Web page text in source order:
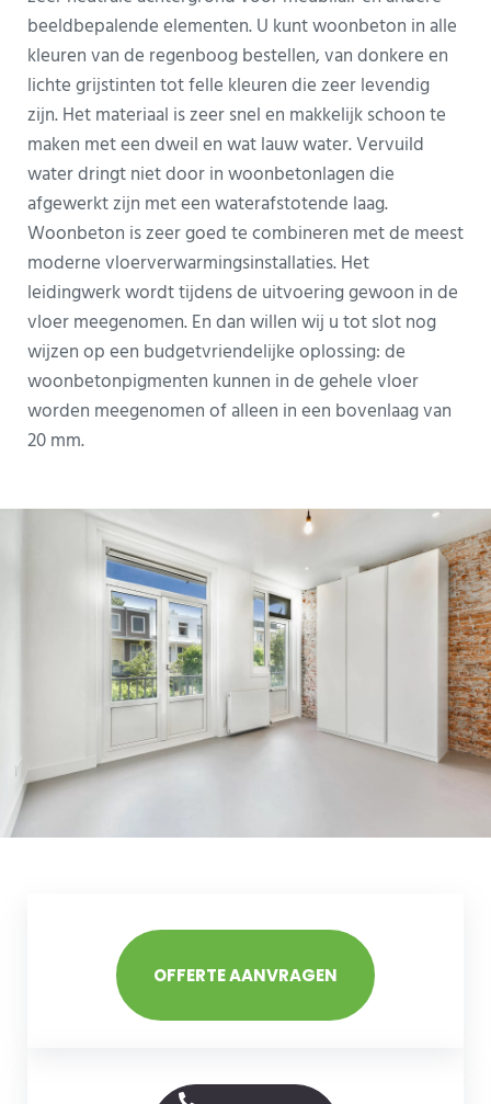
beeldbepalende elementen. U kunt woonbeton in alle
kleuren van de regenboog bestellen, van donkere en
lichte grijstinten tot felle kleuren die zeer levendig
zijn. Het materiaal is zeer snel en makkelijk schoon te
maken met een dweil en wat lauw water. Vervuild
water dringt niet door in woonbetonlagen die
afgewerkt zijn met een waterafstotende laag.
Woonbeton is zeer goed te combineren met de meest
moderne vloerverwarmingsinstallaties. Het
leidingwerk wordt tijdens de uitvoering gewoon in de
vloer meegenomen. En dan willen wij u tot slot nog
wijzen op een budgetvriendelijke oplossing: de
woonbetonpigmenten kunnen in de gehele vloer
worden meegenomen of alleen in een bovenlaag van
20 mm.
OFFERTE AANVRAGEN